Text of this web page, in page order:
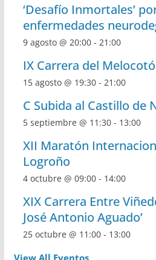
‘Desafío Inmortales’
enfermedades
9 agosto @ 20:00- 21:00
IX Carrera del
15 agosto @ 19:30- 21:00
C Subida al Castillo de
5 septiembre @ 11:30- 13:00
XII Maratón
Logroño
4 octubre @ 09:00- 14:00
XIX Carrera Entre
José Antonio Aguado’
25 octubre @ 11:00- 13:00
View All Eventos